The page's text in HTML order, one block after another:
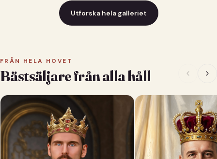
Utforska hela galleriet
FRÅN HELA HOVET
Bästsäljare från alla håll